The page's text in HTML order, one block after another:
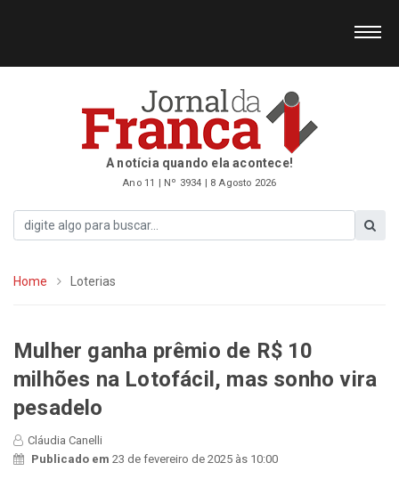
A notícia quando ela acontece!
Ano 11 | Nº 3934 | 8 Agosto 2026
Home Loterias
Mulher ganha prêmio de R$ 10
milhões na Lotofácil, mas sonho vira
pesadelo
Cláudia Canelli
Publicado em 23 de fevereiro de 2025 às 10:00